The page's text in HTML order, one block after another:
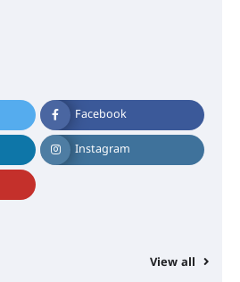
Facebook
Instagram
View all